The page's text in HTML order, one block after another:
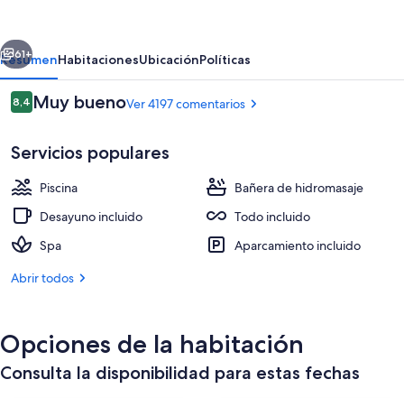
Adults
Only
Inclusive
4 piscinas al aire libre, sombrillas,
Siguiente
61+
ResumenHabitacionesUbicaciónPolíticas
Comentarios
8,48,4 de 10
Muy buenoVer 4197 comentarios
Servicios populares
Piscina
Bañera de hidromasaje
Desayuno incluido
Todo incluido
Spa
Aparcamiento incluido
Abrir todos
Opciones de la habitación
Consulta la disponibilidad para estas fechas